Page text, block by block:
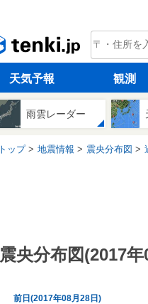
tenki.jp
天気予報 観測
雨雲レーダー
トップ 地震情報 震央分布図
震央分布図(2017
前日(2017年08月28日)